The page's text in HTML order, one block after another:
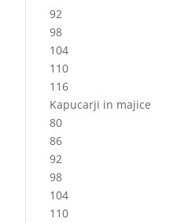
92
98
104
110
116
Kapucarji in majice
80
86
92
98
104
110